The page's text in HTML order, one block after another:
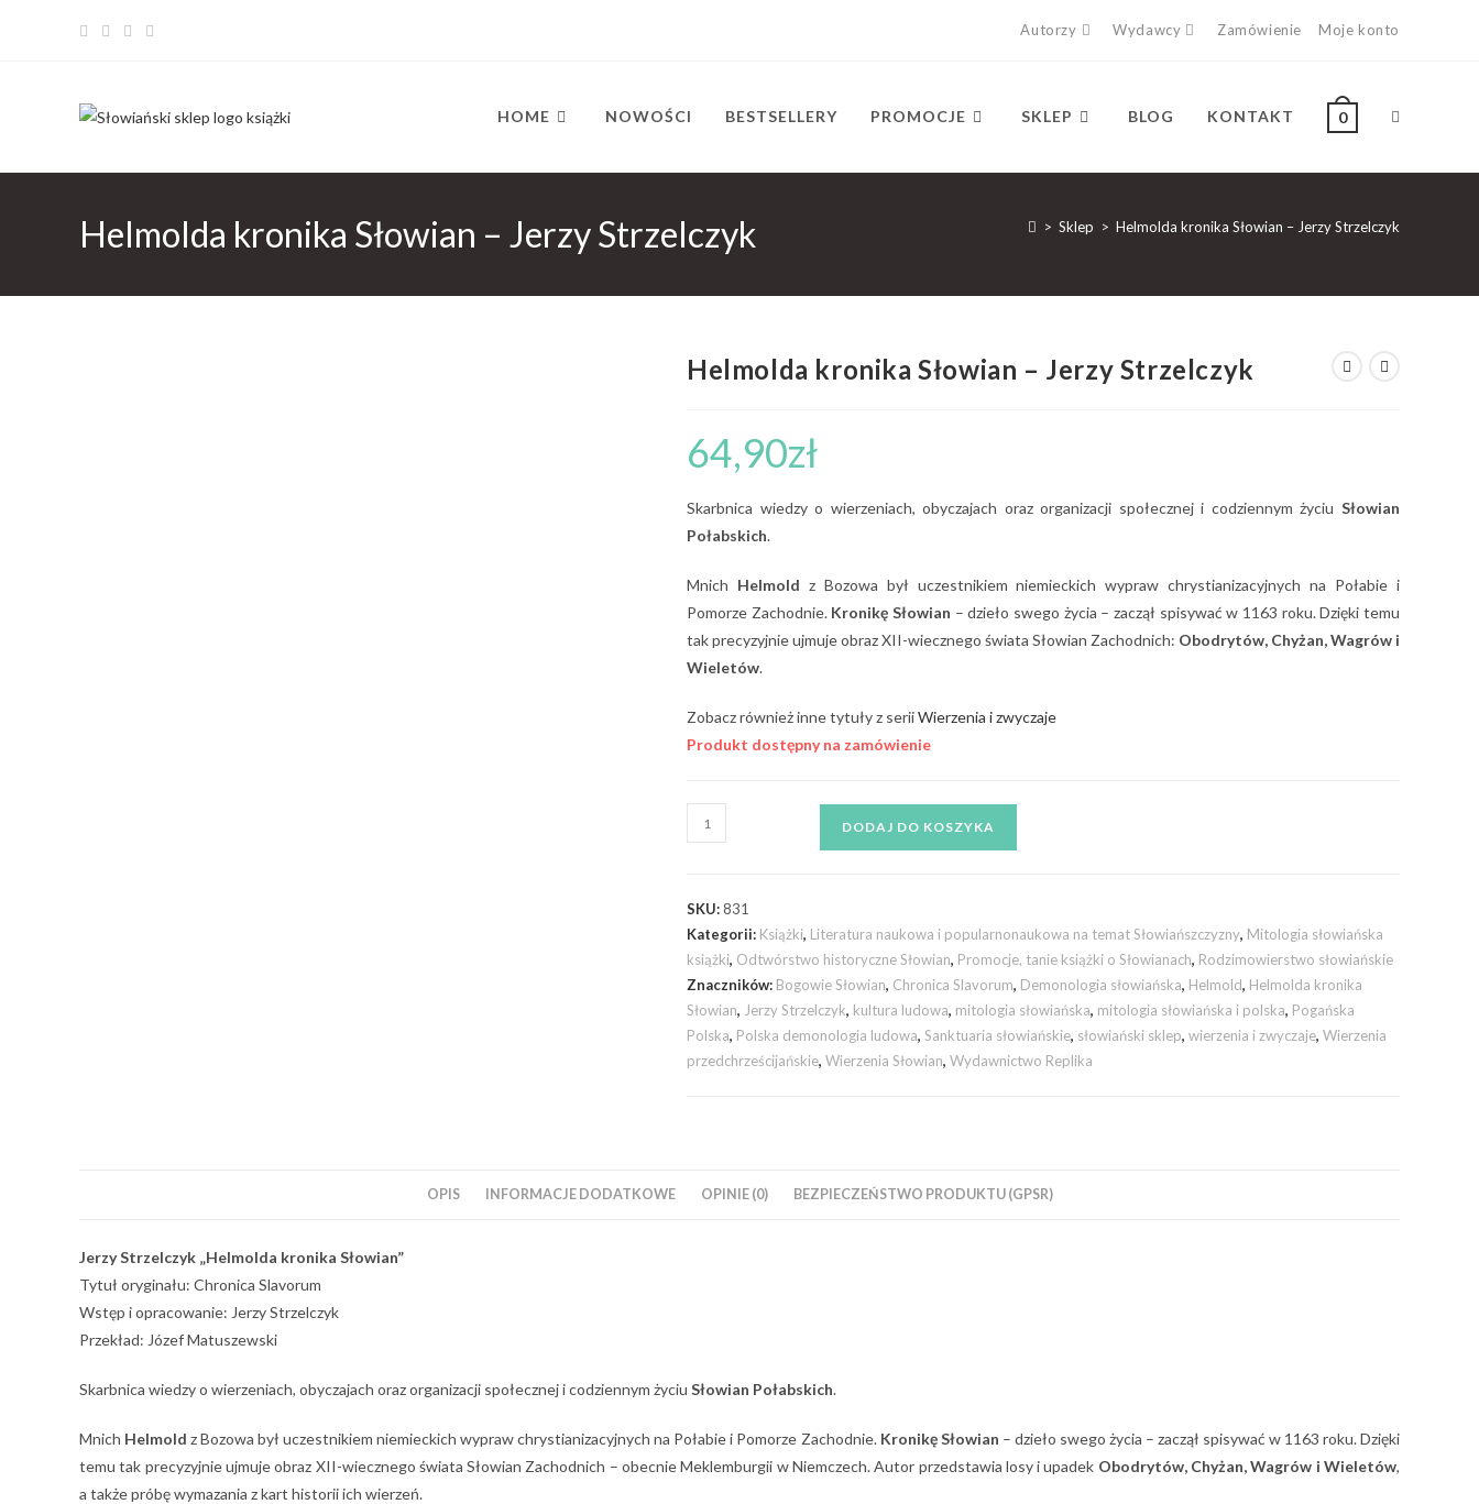
Autorzy Wydawcy Zamówienie Moje konto
HOME NOWOŚCI BESTSELLERY PROMOCJE SKLEP BLOG KONTAKT 0
Helmolda kronika Słowian – Jerzy Strzelczyk > Sklep > Helmolda kronika Słowian – Jerzy Strzelczyk
Helmolda kronika Słowian – Jerzy Strzelczyk
64,90zł
Skarbnica wiedzy o wierzeniach, obyczajach oraz organizacji społecznej i codziennym życiu Słowian
Połabskich.
Mnich Helmold z Bozowa był uczestnikiem niemieckich wypraw chrystianizacyjnych na Połabie i
Pomorze Zachodnie. Kronikę Słowian – dzieło swego życia – zaczął spisywać w 1163 roku. Dzięki temu
tak precyzyjnie ujmuje obraz XII-wiecznego świata Słowian Zachodnich: Obodrytów, Chyżan, Wagrów i
Wieletów.
Zobacz również inne tytuły z seriiWierzenia i zwyczaje
Produkt dostępny na zamówienie
DODAJ DO KOSZYKA
SKU:831
Kategorii: Książki, Literatura naukowa i popularnonaukowa na temat Słowiańszczyzny, Mitologia słowiańska
książki, Odtwórstwo historyczne Słowian, Promocje, tanie książki o Słowianach, Rodzimowierstwo słowiańskie
Znaczników: Bogowie Słowian, Chronica Slavorum, Demonologia słowiańska, Helmold, Helmolda kronika
Słowian, Jerzy Strzelczyk, kultura ludowa, mitologia słowiańska, mitologia słowiańska i polska, Pogańska
Polska, Polska demonologia ludowa, Sanktuaria słowiańskie, słowiański sklep, wierzenia i zwyczaje, Wierzenia
przedchrześcijańskie, Wierzenia Słowian, Wydawnictwo Replika
OPIS INFORMACJE DODATKOWE OPINIE (0) BEZPIECZEŃSTWO PRODUKTU (GPSR)
Jerzy Strzelczyk „Helmolda kronika Słowian”
Tytuł oryginału: Chronica Slavorum
Wstęp i opracowanie: Jerzy Strzelczyk
Przekład: Józef Matuszewski
Skarbnica wiedzy o wierzeniach, obyczajach oraz organizacji społecznej i codziennym życiu Słowian Połabskich.
Mnich Helmold z Bozowa był uczestnikiem niemieckich wypraw chrystianizacyjnych na Połabie i Pomorze Zachodnie. Kronikę Słowian – dzieło swego życia – zaczął spisywać w 1163 roku. Dzięki
temu tak precyzyjnie ujmuje obraz XII-wiecznego świata Słowian Zachodnich – obecnie Meklemburgii w Niemczech. Autor przedstawia losy i upadek Obodrytów, Chyżan, Wagrów i Wieletów,
a także próbę wymazania z kart historii ich wierzeń.